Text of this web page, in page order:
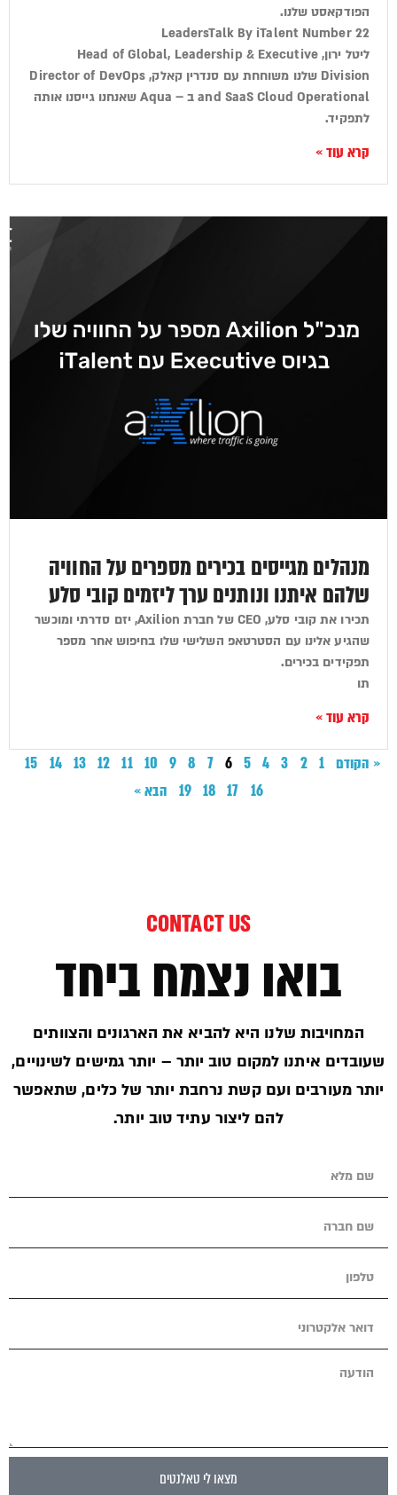
הפודקאסט שלנו.
LeadersTalk By iTalent Number 22
ליטל ירון, Head of Global, Leadership & Executive
Division שלנו משוחחת עם סנדרין קאלק, Director of DevOps
and SaaS Cloud Operational ב – Aqua שאנחנו גייסנו אותה
לתפקיד.
קרא עוד »
מנהלים מגייסים בכירים מספרים על החוויה
שלהם איתנו ונותנים ערך ליזמים קובי סלע
תכירו את קובי סלע, CEO של חברת Axilion, יזם סדרתי ומוכשר
שהגיע אלינו עם הסטרטאפ השלישי שלו בחיפוש אחר מספר
תפקידים בכירים.
תו
קרא עוד »
« הקודם 1
2
3
4
5
6
7
8
9
10
11
12
13
14
15
16
17
18
19 הבא »
CONTACT US
בואו נצמח ביחד
המחויבות שלנו היא להביא את הארגונים והצוותים
שעובדים איתנו למקום טוב יותר – יותר גמישים לשינויים,
יותר מעורבים ועם קשת נרחבת יותר של כלים, שתאפשר
להם ליצור עתיד טוב יותר.
מצאו לי טאלנטים